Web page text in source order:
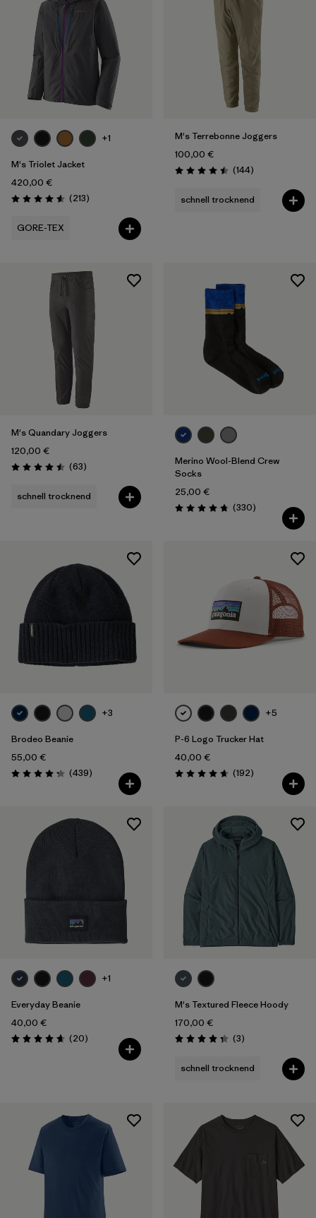
+1
M's Triolet Jacket
420,00 €
Bewertung: 4.6 / 5
(213Rezensionen
)
GORE-TEX
M's Terrebonne Joggers
100,00 €
Bewertung: 4.5 / 5
(144Rezensionen
)
schnell trocknend
M's Quandary Joggers
120,00 €
Bewertung: 4.5 / 5
(63Rezensionen
)
schnell trocknend
Merino Wool-Blend Crew
Socks
25,00 €
Bewertung: 4.7 / 5
(330Rezensionen
)
+3
Brodeo Beanie
55,00 €
Bewertung: 4.3 / 5
(439Rezensionen
)
+5
P-6 Logo Trucker Hat
40,00 €
Bewertung: 4.7 / 5
(192Rezensionen
)
+1
Everyday Beanie
40,00 €
Bewertung: 4.7 / 5
(20Rezensionen
)
M's Textured Fleece Hoody
170,00 €
Bewertung: 4.3 / 5
(3Rezensionen
)
schnell trocknend